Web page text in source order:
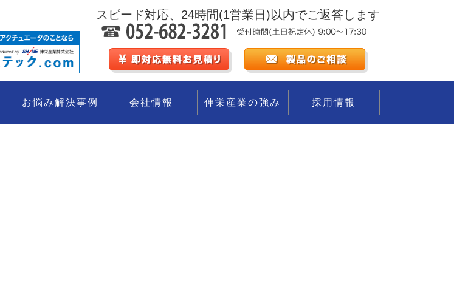
スピード対応、24時間(1営業日)以内でご返答します
お悩み解決事例 会社情報 伸栄産業の強み 採用情報